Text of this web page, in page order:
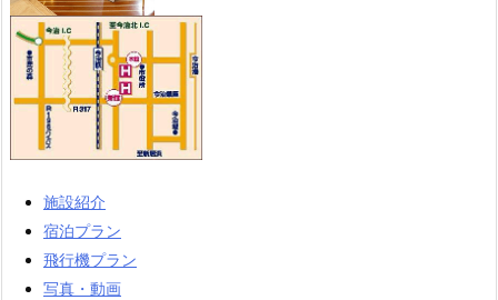
施設紹介
宿泊プラン
飛行機プラン
写真・動画